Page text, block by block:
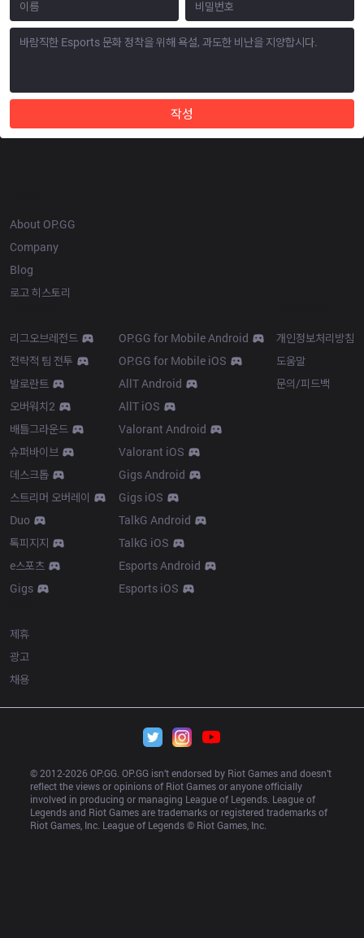
작성
About OP.GG
Company
Blog
로고 히스토리
리그오브레전드
전략적 팀 전투
발로란트
오버워치2
배틀그라운드
슈퍼바이브
데스크톱
스트리머 오버레이
Duo
톡피지지
e스포츠
Gigs
OP.GG for Mobile Android
OP.GG for Mobile iOS
AllT Android
AllT iOS
Valorant Android
Valorant iOS
Gigs Android
Gigs iOS
TalkG Android
TalkG iOS
Esports Android
Esports iOS
개인정보처리방침
도움말
문의/피드백
제휴
광고
채용
© 2012-2026 OP.GG. OP.GG isn’t endorsed by Riot Games and doesn’t
reflect the views or opinions of Riot Games or anyone officially
involved in producing or managing League of Legends. League of
Legends and Riot Games are trademarks or registered trademarks of
Riot Games, Inc. League of Legends © Riot Games, Inc.